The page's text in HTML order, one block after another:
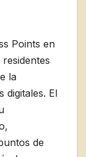
Points en
la
digitales. El
de